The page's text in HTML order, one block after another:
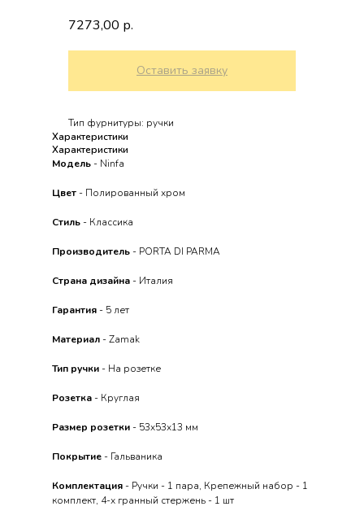
7273,00 р.
Оставить заявку
Тип фурнитуры: ручки
Характеристики
Характеристики
Модель - Ninfa
Цвет - Полированный хром
Стиль - Классика
Производитель - PORTA DI PARMA
Страна дизайна - Италия
Гарантия - 5 лет
Материал - Zamak
Тип ручки - На розетке
Розетка - Круглая
Размер розетки - 53x53x13 мм
Покрытие - Гальваника
Комплектация - Ручки - 1 пара, Крепежный набор - 1
комплект, 4-х гранный стержень - 1 шт